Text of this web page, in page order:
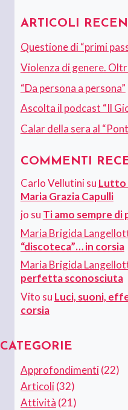
VOGLIA
STUDIARE
ARTICOLI
Questione di “primi
Violenza di genere.
“Da persona a persona”
Ascolta il podcast “Il
Calar della sera al
COMMENTI
Carlo Vellutinisu Lutto
Maria Grazia Capulli
jo su Ti amo sempre di
Maria Brigida
“discoteca”… in corsia
Maria Brigida
perfetta sconosciuta
Vito su Luci, suoni,
corsia
CATEGORIE
Approfondimenti(22)
Articoli(32)
Attività (21)